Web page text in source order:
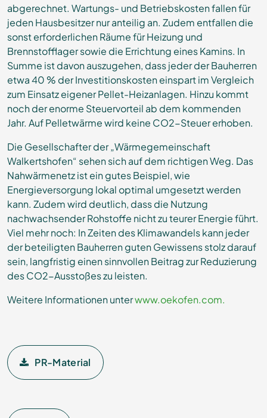
abgerechnet. Wartungs- und Betriebskosten fallen für
jeden Hausbesitzer nur anteilig an. Zudem entfallen die
sonst erforderlichen Räume für Heizung und
Brennstofflager sowie die Errichtung eines Kamins. In
Summe ist davon auszugehen, dass jeder der Bauherren
etwa 40 % der Investitionskosten einspart im Vergleich
zum Einsatz eigener Pellet-Heizanlagen. Hinzu kommt
noch der enorme Steuervorteil ab dem kommenden
Jahr. Auf Pelletwärme wird keine CO2-Steuer erhoben.
Die Gesellschafter der „Wärmegemeinschaft
Walkertshofen“ sehen sich auf dem richtigen Weg. Das
Nahwärmenetz ist ein gutes Beispiel, wie
Energieversorgung lokal optimal umgesetzt werden
kann. Zudem wird deutlich, dass die Nutzung
nachwachsender Rohstoffe nicht zu teurer Energie führt.
Viel mehr noch: In Zeiten des Klimawandels kann jeder
der beteiligten Bauherren guten Gewissens stolz darauf
sein, langfristig einen sinnvollen Beitrag zur Reduzierung
des CO2-Ausstoßes zu leisten.
Weitere Informationen unterwww.oekofen.com.
PR-Material